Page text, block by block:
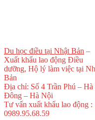
Du học điều tại Nhật Bản –
Xuất khẩu lao động Điều
dưỡng, Hộ lý làm việc tại
Bản
Địa chỉ: Số 4 Trần Phú – Hà
Đông – Hà Nội
Tư vấn xuất khẩu lao động :
0989.95.68.59